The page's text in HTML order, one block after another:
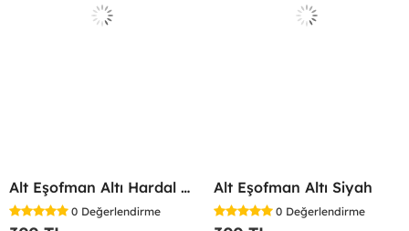
Alt Eşofman Altı Hardal Sarısı
0 Değerlendirme
Alt Eşofman Altı Siyah
0 Değerlendirme